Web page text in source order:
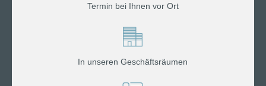
Termin bei Ihnen vor Ort
In unseren Geschäftsräumen